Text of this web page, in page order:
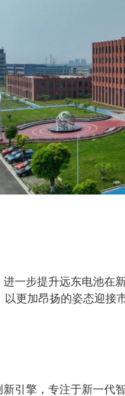
一步提升远东电池
更加昂扬的姿态迎接
引擎，专注于新一代